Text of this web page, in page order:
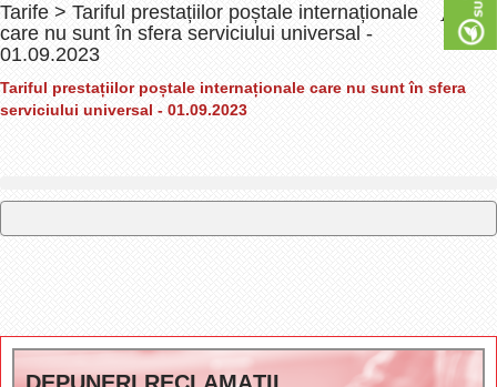
Tarife > Tariful prestațiilor poștale internaționale
care nu sunt în sfera serviciului universal -
01.09.2023
Tariful prestațiilor poștale internaționale care nu sunt în sfera
serviciului universal - 01.09.2023